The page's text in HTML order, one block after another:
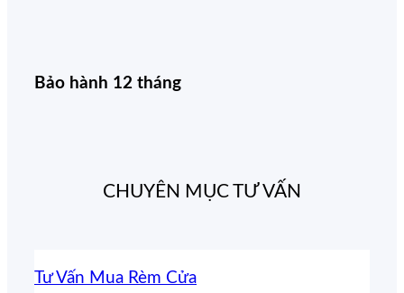
Bảo hành 12 tháng
CHUYÊN MỤC TƯ VẤN
Tư Vấn Mua Rèm Cửa